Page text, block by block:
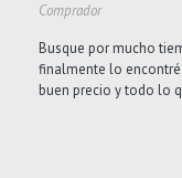
Busque por mucho
finalmente lo
buen precio y todo lo
Comprador